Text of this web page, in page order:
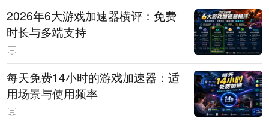
2026年6大游戏加速器横评：免费
时长与多端支持
每天免费14小时的游戏加速器：适
用场景与使用频率